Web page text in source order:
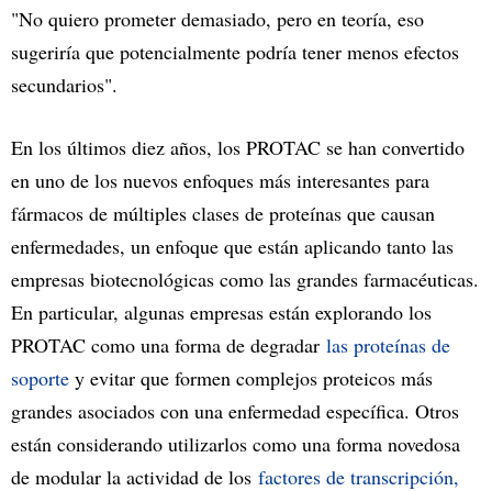
"No quiero prometer demasiado, pero en teoría, eso
sugeriría que potencialmente podría tener menos efectos
secundarios".
En los últimos diez años, los PROTAC se han convertido
en uno de los nuevos enfoques más interesantes para
fármacos de múltiples clases de proteínas que causan
enfermedades, un enfoque que están aplicando tanto las
empresas biotecnológicas como las grandes farmacéuticas.
En particular, algunas empresas están explorando los
PROTAC como una forma de degradar las proteínas de
soporte y evitar que formen complejos proteicos más
grandes asociados con una enfermedad específica. Otros
están considerando utilizarlos como una forma novedosa
de modular la actividad de los factores de transcripción,